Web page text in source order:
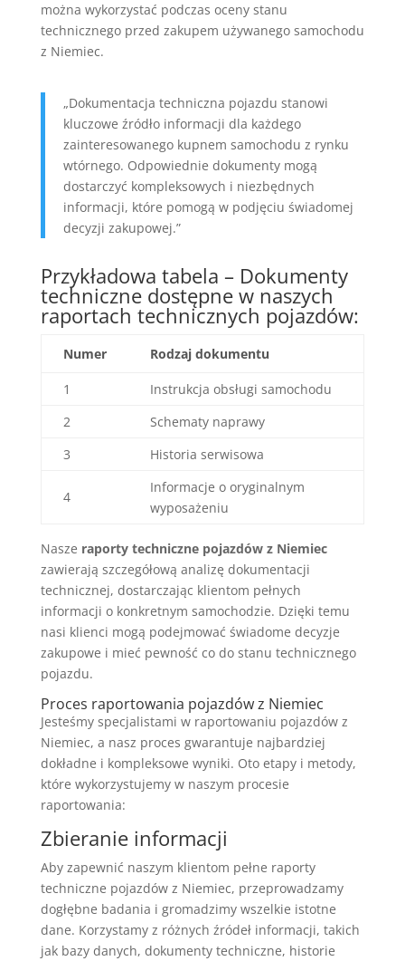
można wykorzystać podczas oceny stanu
technicznego przed zakupem używanego samochodu
z Niemiec.
„Dokumentacja techniczna pojazdu stanowi
kluczowe źródło informacji dla każdego
zainteresowanego kupnem samochodu z rynku
wtórnego. Odpowiednie dokumenty mogą
dostarczyć kompleksowych i niezbędnych
informacji, które pomogą w podjęciu świadomej
decyzji zakupowej.”
Przykładowa tabela – Dokumenty
techniczne dostępne w naszych
raportach technicznych pojazdów:
Numer Rodzaj dokumentu
1
Instrukcja obsługi samochodu
2
Schematy naprawy
3
Historia serwisowa
4
Informacje o oryginalnym
wyposażeniu
Nasze raporty techniczne pojazdów z Niemiec
zawierają szczegółową analizę dokumentacji
technicznej, dostarczając klientom pełnych
informacji o konkretnym samochodzie. Dzięki temu
nasi klienci mogą podejmować świadome decyzje
zakupowe i mieć pewność co do stanu technicznego
pojazdu.
Proces raportowania pojazdów z Niemiec
Jesteśmy specjalistami w raportowaniu pojazdów z
Niemiec, a nasz proces gwarantuje najbardziej
dokładne i kompleksowe wyniki. Oto etapy i metody,
które wykorzystujemy w naszym procesie
raportowania:
Zbieranie informacji
Aby zapewnić naszym klientom pełne raporty
techniczne pojazdów z Niemiec, przeprowadzamy
dogłębne badania i gromadzimy wszelkie istotne
dane. Korzystamy z różnych źródeł informacji, takich
jak bazy danych, dokumenty techniczne, historie